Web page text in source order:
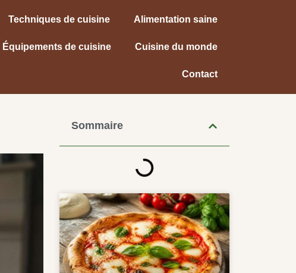
Techniques de cuisine Alimentation saine
Équipements de cuisine Cuisine du monde
Contact
Sommaire